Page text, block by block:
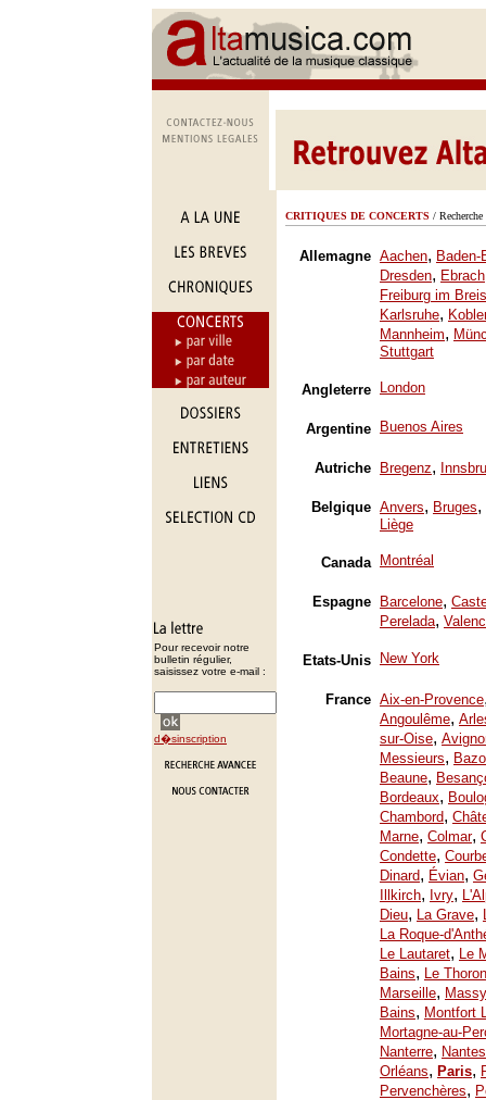
Pour recevoir notre
bulletin régulier,
saisissez votre e-mail :
d�sinscription
CRITIQUES DE CONCERTS /
Allemagne Aachen, Baden-
Dresden, Ebrach
Freiburg im
Karlsruhe,
Mannheim,
Stuttgart
Angleterre London
Argentine Buenos Aires
Autriche Bregenz,
Belgique Anvers, Bruges,
Liège
Canada Montréal
Espagne Barcelone,
Perelada,
Etats-Unis New York
France Aix-en-Provence
Angoulême,
sur-Oise,
Messieurs,
Beaune,
Bordeaux,
Chambord,
Marne, Colmar,
Condette,
Dinard, Évian,
Illkirch, Ivry,
Dieu, La Grave,
La Roque-
Le Lautaret, Le
Bains, Le
Marseille, Massy
Bains, Montfort
Mortagne-au-
Nanterre, Nantes
Orléans, Paris,
Pervenchères,